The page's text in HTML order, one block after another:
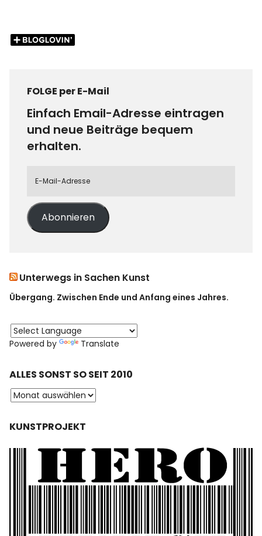
FOLGE per E-Mail
Einfach Email-Adresse eintragen
und neue Beiträge bequem
erhalten.
Abonnieren
Unterwegs in Sachen Kunst
Übergang. Zwischen Ende und Anfang eines Jahres.
Powered by Translate
ALLES SONST SO SEIT 2010
KUNSTPROJEKT